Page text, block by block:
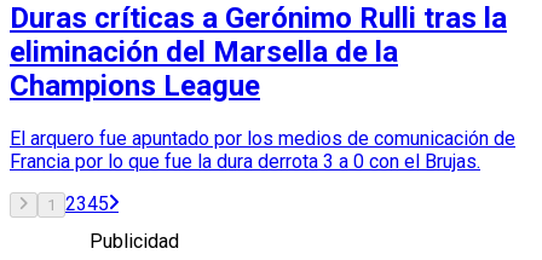
Duras críticas a Gerónimo Rulli tras la
eliminación del Marsella de la
Champions League
El arquero fue apuntado por los medios de comunicación de
Francia por lo que fue la dura derrota 3 a 0 con el Brujas.
1 2345
Publicidad